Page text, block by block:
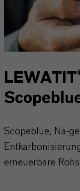
Scopeblue, Na-
erneuerbare